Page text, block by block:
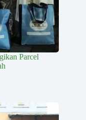
Parcel